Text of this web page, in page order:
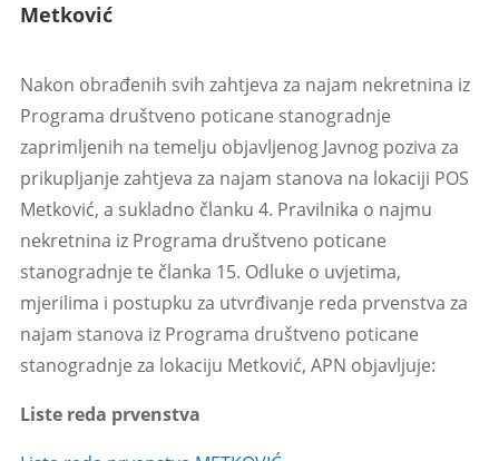
Metković
Nakon obrađenih svih zahtjeva za najam nekretnina iz
Programa društveno poticane stanogradnje
zaprimljenih na temelju objavljenog Javnog poziva za
prikupljanje zahtjeva za najam stanova na lokaciji POS
Metković, a sukladno članku 4. Pravilnika o najmu
nekretnina iz Programa društveno poticane
stanogradnje te članka 15. Odluke o uvjetima,
mjerilima i postupku za utvrđivanje reda prvenstva za
najam stanova iz Programa društveno poticane
stanogradnje za lokaciju Metković, APN objavljuje:
Liste reda prvenstva